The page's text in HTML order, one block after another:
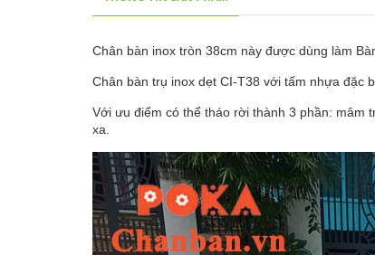
Chân bàn inox tròn 38cm này được dùng làm
Chân bàn trụ inox dẹt CI-T38 với tấm nhựa đặc
Với ưu điểm có thể tháo rời thành 3 phần: mâm
xa.